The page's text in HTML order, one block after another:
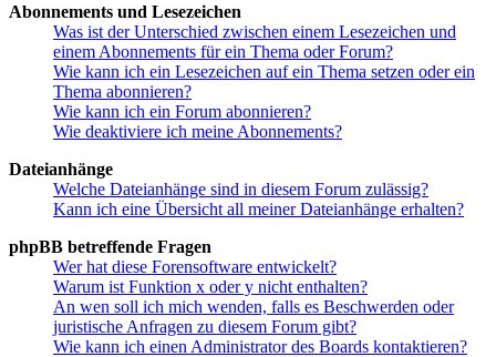
Abonnements und Lesezeichen
Was ist der Unterschied zwischen einem Lesezeichen und
einem Abonnements für ein Thema oder Forum?
Wie kann ich ein Lesezeichen auf ein Thema setzen oder ein
Thema abonnieren?
Wie kann ich ein Forum abonnieren?
Wie deaktiviere ich meine Abonnements?
Dateianhänge
Welche Dateianhänge sind in diesem Forum zulässig?
Kann ich eine Übersicht all meiner Dateianhänge erhalten?
phpBB betreffende Fragen
Wer hat diese Forensoftware entwickelt?
Warum ist Funktion x oder y nicht enthalten?
An wen soll ich mich wenden, falls es Beschwerden oder
juristische Anfragen zu diesem Forum gibt?
Wie kann ich einen Administrator des Boards kontaktieren?